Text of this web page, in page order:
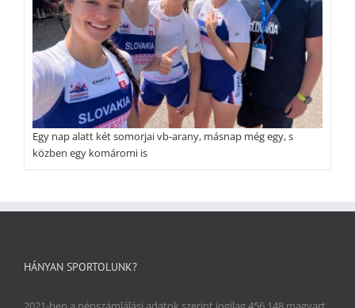
Egy nap alatt két somorjai vb-arany, másnap még egy, s
közben egy komáromi is
HÁNYAN SPORTOLUNK?